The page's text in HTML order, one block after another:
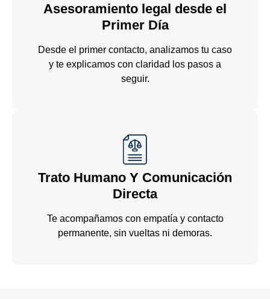
Asesoramiento legal desde el
Primer Día
Desde el primer contacto, analizamos tu caso
y te explicamos con claridad los pasos a
seguir.
Trato Humano Y Comunicación
Directa
Te acompañamos con empatía y contacto
permanente, sin vueltas ni demoras.